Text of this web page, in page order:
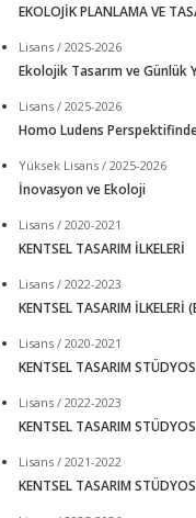
EKOLOJİK PLANLAMA VE
Lisans / 2025-2026
Ekolojik Tasarım ve Günlük
Lisans / 2025-2026
Homo Ludens
Yüksek Lisans / 2025-2026
İnovasyon ve Ekoloji
Lisans / 2020-2021
KENTSEL TASARIM İLKELERİ
Lisans / 2022-2023
KENTSEL TASARIM İLKELERİ
Lisans / 2020-2021
KENTSEL TASARIM
Lisans / 2022-2023
KENTSEL TASARIM
Lisans / 2021-2022
KENTSEL TASARIM